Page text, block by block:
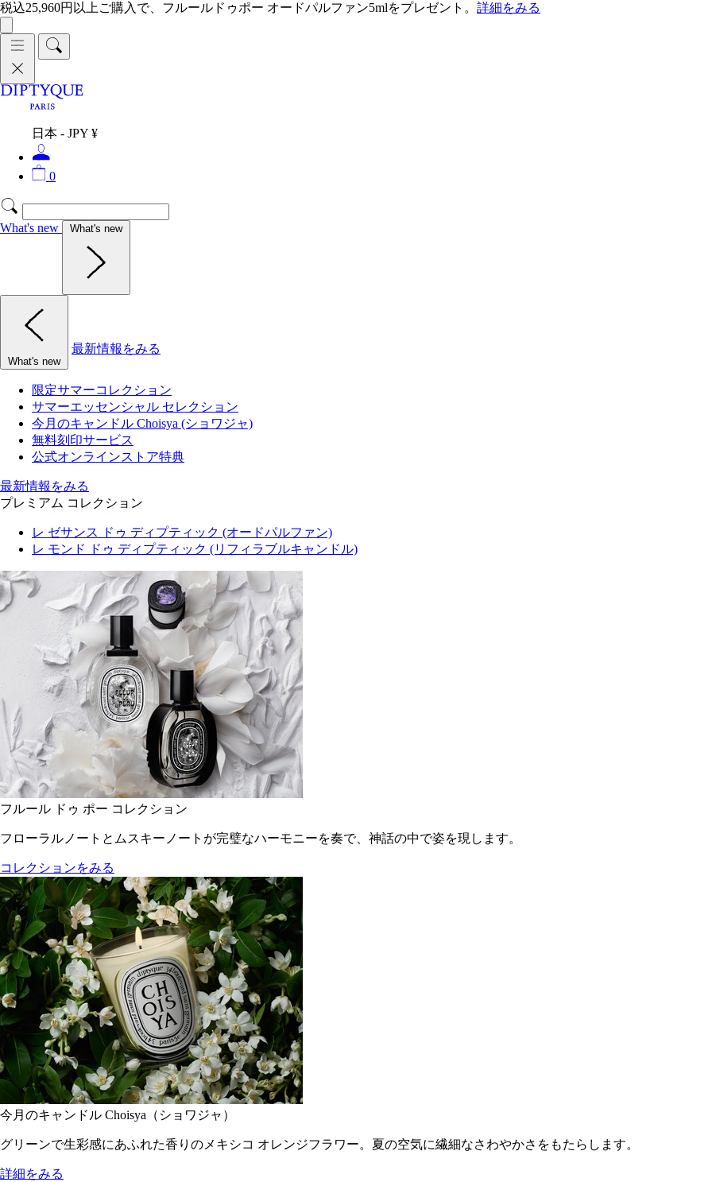
税込25,960円以上ご購入で、フルールドゥポー オードパルファン5mlをプレゼント。 詳細をみる
日本 - JPY ¥
0
What's new What's new
What's new
最新情報をみる
限定サマーコレクション
サマーエッセンシャル セレクション
今月のキャンドル Choisya (ショワジャ)
無料刻印サービス
公式オンラインストア特典
最新情報をみる
プレミアム コレクション
レ ゼサンス ドゥ ディプティック (オードパルファン)
レ モンド ドゥ ディプティック (リフィラブルキャンドル)
フルール ドゥ ポー コレクション
フローラルノートとムスキーノートが完璧なハーモニーを奏で、神話の中で姿を現します。
コレクションをみる
今月のキャンドル Choisya（ショワジャ）
グリーンで生彩感にあふれた香りのメキシコ オレンジフラワー。夏の空気に繊細なさわやかさをもたらします。
詳細をみる